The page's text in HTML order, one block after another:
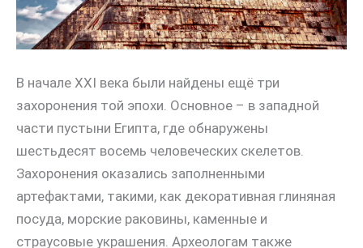
В начале XXI века были найдены ещё три
захоронения той эпохи. Основное – в западной
части пустыни Египта, где обнаружены
шестьдесят восемь человеческих скелетов.
Захоронения оказались заполненными
артефактами, такими, как декоративная глиняная
посуда, морские раковины, каменные и
страусовые украшения. Археологам также